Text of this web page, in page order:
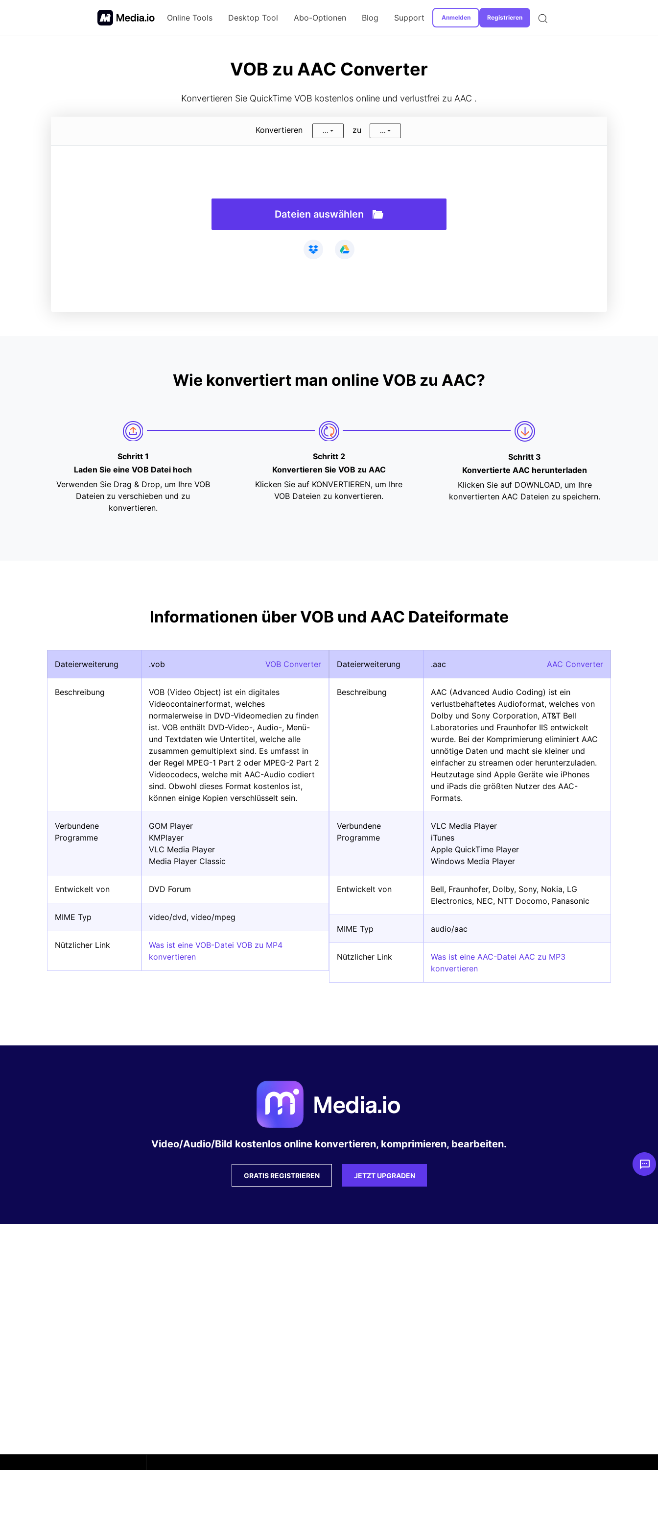
Online Tools Desktop Tool Abo-Optionen Blog Support Anmelden Registrieren
VOB zu AAC Converter
Konvertieren Sie QuickTime VOB kostenlos online und verlustfrei zu AAC .
Konvertieren ... zu ...
Dateien auswählen
Wie konvertiert man online VOB zu AAC?
Schritt 1
Laden Sie eine VOB Datei hoch
Verwenden Sie Drag & Drop, um Ihre VOB
Dateien zu verschieben und zu
konvertieren.
Schritt 2
Konvertieren Sie VOB zu AAC
Klicken Sie auf KONVERTIEREN, um Ihre
VOB Dateien zu konvertieren.
Schritt 3
Konvertierte AAC herunterladen
Klicken Sie auf DOWNLOAD, um Ihre
konvertierten AAC Dateien zu speichern.
Informationen über VOB und AAC Dateiformate
Dateierweiterung .vob VOB Converter
Beschreibung
VOB (Video Object) ist ein digitales
Videocontainerformat, welches
normalerweise in DVD-Videomedien zu finden
ist. VOB enthält DVD-Video-, Audio-, Menü-
und Textdaten wie Untertitel, welche alle
zusammen gemultiplext sind. Es umfasst in
der Regel MPEG-1 Part 2 oder MPEG-2 Part 2
Videocodecs, welche mit AAC-Audio codiert
sind. Obwohl dieses Format kostenlos ist,
können einige Kopien verschlüsselt sein.
Verbundene
Programme
GOM Player
KMPlayer
VLC Media Player
Media Player Classic
Entwickelt von DVD Forum
MIME Typ video/dvd, video/mpeg
Nützlicher Link
Was ist eine VOB-Datei VOB zu MP4
konvertieren
Dateierweiterung .aac AAC Converter
Beschreibung
AAC (Advanced Audio Coding) ist ein
verlustbehaftetes Audioformat, welches von
Dolby und Sony Corporation, AT&T Bell
Laboratories und Fraunhofer IIS entwickelt
wurde. Bei der Komprimierung eliminiert AAC
unnötige Daten und macht sie kleiner und
einfacher zu streamen oder herunterzuladen.
Heutzutage sind Apple Geräte wie iPhones
und iPads die größten Nutzer des AAC-
Formats.
Verbundene
Programme
VLC Media Player
iTunes
Apple QuickTime Player
Windows Media Player
Entwickelt von
Bell, Fraunhofer, Dolby, Sony, Nokia, LG
Electronics, NEC, NTT Docomo, Panasonic
MIME Typ audio/aac
Nützlicher Link
Was ist eine AAC-Datei AAC zu MP3
konvertieren
Video/Audio/Bild kostenlos online konvertieren, komprimieren, bearbeiten.
GRATIS REGISTRIEREN JETZT UPGRADEN